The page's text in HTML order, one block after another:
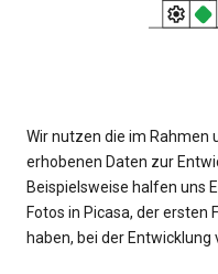
Wir nutzen die im Rahmen
erhobenen Daten zur
Beispielsweise halfen uns
Fotos in Picasa, der ersten
haben, bei der Entwicklung